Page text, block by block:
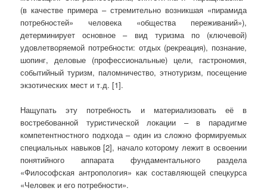
(в качестве примера – стремительно возникшая «пирамида
потребностей» человека «общества переживаний»),
детерминирует основное – вид туризма по (ключевой)
удовлетворяемой потребности: отдых (рекреация), познание,
шопинг, деловые (профессиональные) цели, гастрономия,
событийный туризм, паломничество, этнотуризм, посещение
экзотических мест и т.д. [1].
Нащупать эту потребность и материализовать её в
востребованной туристической локации – в парадигме
компетентностного подхода – один из сложно формируемых
специальных навыков [2], начало которому лежит в освоении
понятийного аппарата фундаментального раздела
«Философская антропология» как составляющей спецкурса
«Человек и его потребности».